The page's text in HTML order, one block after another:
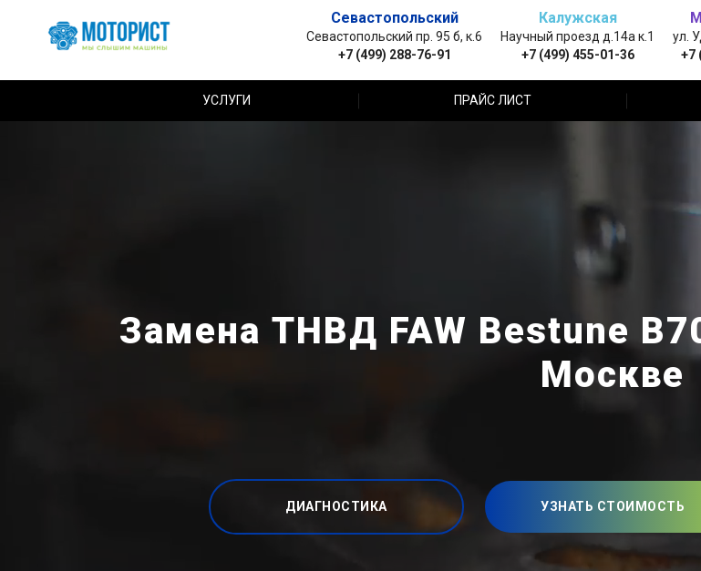
Севастопольский
Севастопольский пр. 95 б, к.6
+7 (499) 288-76-91
Калужская
Научный проезд д.14а к.1
+7 (499) 455-01-36
ул.
+7
УСЛУГИ ПРАЙС ЛИСТ
Замена ТНВД FAW Bestune
Москве
ДИАГНОСТИКА УЗНАТЬ СТОИМОСТЬ